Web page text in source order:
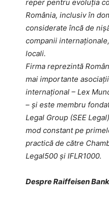
reper pentru evoluția
România, inclusiv în
considerate încă de
companii
locali.
Firma reprezintă
mai importante
internaţional – Lex
– şi este membru
Legal Group (SEE
mod constant pe
practică de către
Legal500 și IFLR1000.
Despre Raiffeisen